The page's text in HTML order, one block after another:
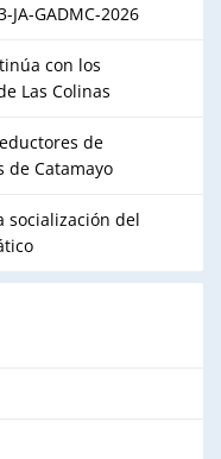
GADMC-2026
con los
Las Colinas
de
de Catamayo
socialización del